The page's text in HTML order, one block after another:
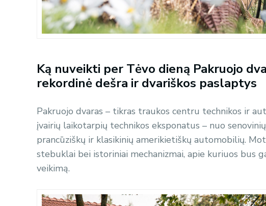
Ką nuveikti per Tėvo dieną Pakruojo
rekordinė dešra ir dvariškos paslaptys
Pakruojo dvaras – tikras traukos centru technikos ir
įvairių laikotarpių technikos eksponatus – nuo
prancūziškų ir klasikinių amerikietiškų automobilių.
stebuklai bei istoriniai mechanizmai, apie kuriuos bus
veikimą.